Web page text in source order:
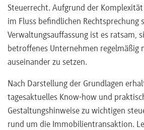
Steuerrecht. Aufgrund der
im Fluss befindlichen Rechtsprechung
Verwaltungsauffassung ist es ratsam,
betroffenes Unternehmen regelmäßig
auseinander zu setzen.
Nach Darstellung der Grundlagen
tagesaktuelles Know-how und
Gestaltungshinweise zu wichtigen
rund um die Immobilientransaktion.